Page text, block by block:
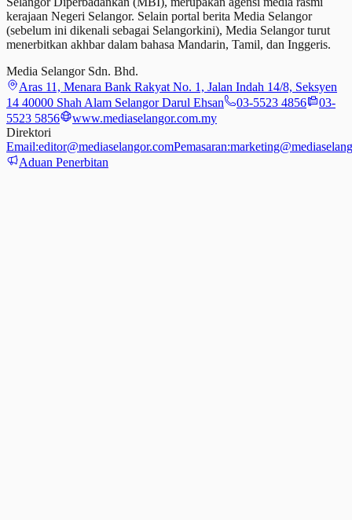
kerajaan Negeri Selangor. Selain portal berita Media Selangor
(sebelum ini dikenali sebagai Selangorkini), Media Selangor turut
menerbitkan akhbar dalam bahasa Mandarin, Tamil, dan Inggeris.
Media Selangor Sdn. Bhd.
Aras 11, Menara Bank Rakyat No. 1, Jalan Indah 14/8, Seksyen
14 40000 Shah Alam Selangor Darul Ehsan
03-5523 4856
03-
5523 5856
www.mediaselangor.com.my
Direktori
Email:editor@mediaselangor.comPemasaran:
Aduan Penerbitan